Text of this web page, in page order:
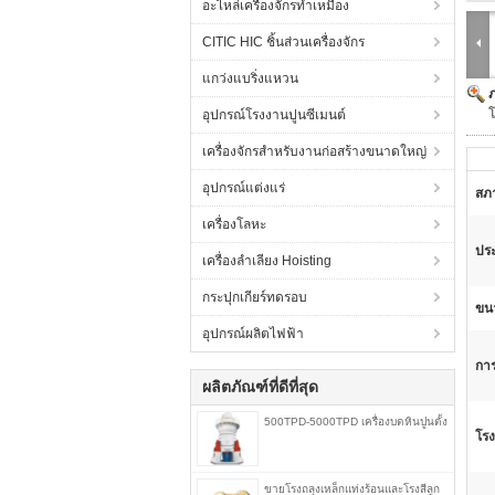
อะไหล่เครื่องจักรทำเหมือง
CITIC HIC ชิ้นส่วนเครื่องจักร
แกว่งแบริ่งแหวน
อุปกรณ์โรงงานปูนซีเมนต์
เครื่องจักรสำหรับงานก่อสร้างขนาดใหญ่
อุปกรณ์แต่งแร่
เครื่องโลหะ
เครื่องลำเลียง Hoisting
กระปุกเกียร์ทดรอบ
อุปกรณ์ผลิตไฟฟ้า
ผลิตภัณฑ์ที่ดีที่สุด
500TPD-5000TPD เครื่องบดหินปูนตั้ง
ขายโรงถลุงเหล็กแท่งร้อนและโรงสีลูก
สภ
ปร
ขน
กา
โร